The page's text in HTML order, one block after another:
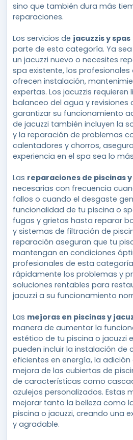
sino que también dura más
reparaciones.
Los servicios de jacuzzis y spas
parte de esta categoría. Ya
un jacuzzi nuevo o necesites
spa existente, los
ofrecen instalación,
expertas. Los jacuzzis requieren
balanceo del agua y revisiones
garantizar su funcionamiento
de jacuzzi también incluyen la
y la reparación de problemas
calentadores y chorros,
experiencia en el spa sea lo
Las reparaciones de piscinas
necesarias con frecuencia
fallos o cuando el desgaste
funcionalidad de tu piscina o
fugas y grietas hasta reparar
y sistemas de filtración de
reparación aseguran que tu
mantengan en condiciones
profesionales de esta
rápidamente los problemas y
soluciones rentables para
jacuzzi a su funcionamiento
Las mejoras en piscinas y
manera de aumentar la
estético de tu piscina o jacuzzi
pueden incluir la instalación de
eficientes en energía, la adición
mejora de las cubiertas de
de características como
azulejos personalizados. Estas
mejorar tanto la belleza como
piscina o jacuzzi, creando una
y agradable.